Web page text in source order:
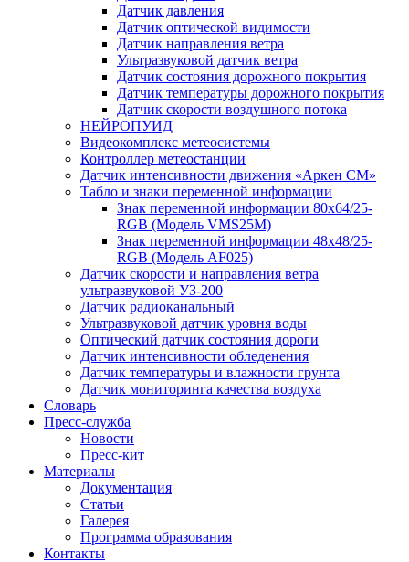
Датчик давления
Датчик оптической видимости
Датчик направления ветра
Ультразвуковой датчик ветра
Датчик состояния дорожного покрытия
Датчик температуры дорожного покрытия
Датчик скорости воздушного потока
НЕЙРОПУИД
Видеокомплекс метеосистемы
Контроллер метеостанции
Датчик интенсивности движения «Аркен СМ»
Табло и знаки переменной информации
Знак переменной информации 80х64/25-
RGB (Модель VMS25M)
Знак переменной информации 48х48/25-
RGB (Модель АF025)
Датчик скорости и направления ветра
ультразвуковой УЗ-200
Датчик радиоканальный
Ультразвуковой датчик уровня воды
Оптический датчик состояния дороги
Датчик интенсивности обледенения
Датчик температуры и влажности грунта
Датчик мониторинга качества воздуха
Словарь
Пресс-служба
Новости
Пресс-кит
Материалы
Документация
Статьи
Галерея
Программа образования
Контакты